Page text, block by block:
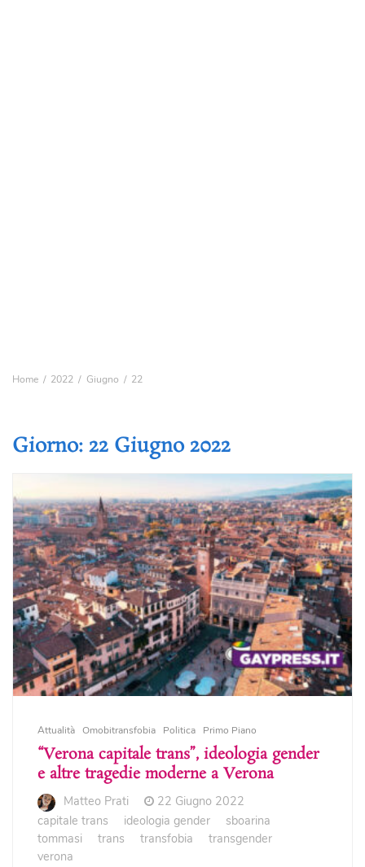
Home 2022 Giugno 22
Giorno: 22 Giugno 2022
Attualità Omobitransfobia Politica Primo Piano
“Verona capitale trans”, ideologia gender
e altre tragedie moderne a Verona
Matteo Prati
22 Giugno 2022
capitale trans
ideologia gender
sboarina
tommasi
trans transfobia
transgender
verona